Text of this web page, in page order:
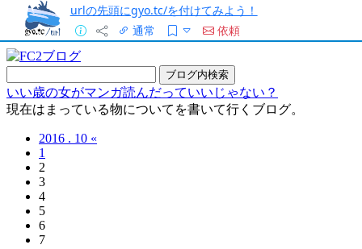
urlの先頭にgyo.tc/を付けてみよう！
通常
依頼